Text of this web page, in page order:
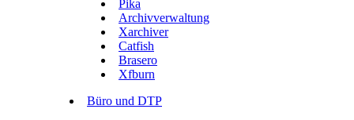
Pika
Archivverwaltung
Xarchiver
Catfish
Brasero
Xfburn
Büro und DTP